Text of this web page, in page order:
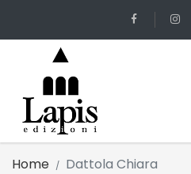
Home Dattola Chiara